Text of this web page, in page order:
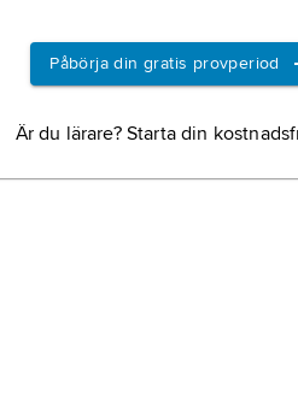
Påbörja din gratis provperiod
Är du lärare? Starta din